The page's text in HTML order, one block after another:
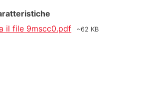
il file 9mscc0.pdf
~62 KB